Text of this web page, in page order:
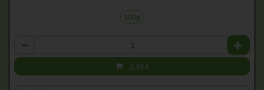
500g
Anzahl
2,49€